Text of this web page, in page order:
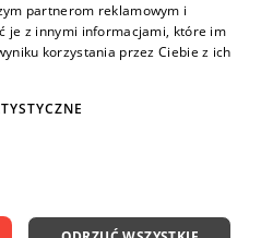
ENGLISH
partnerom reklamowym i
je z innymi informacjami, które im
korzystania przez Ciebie z ich